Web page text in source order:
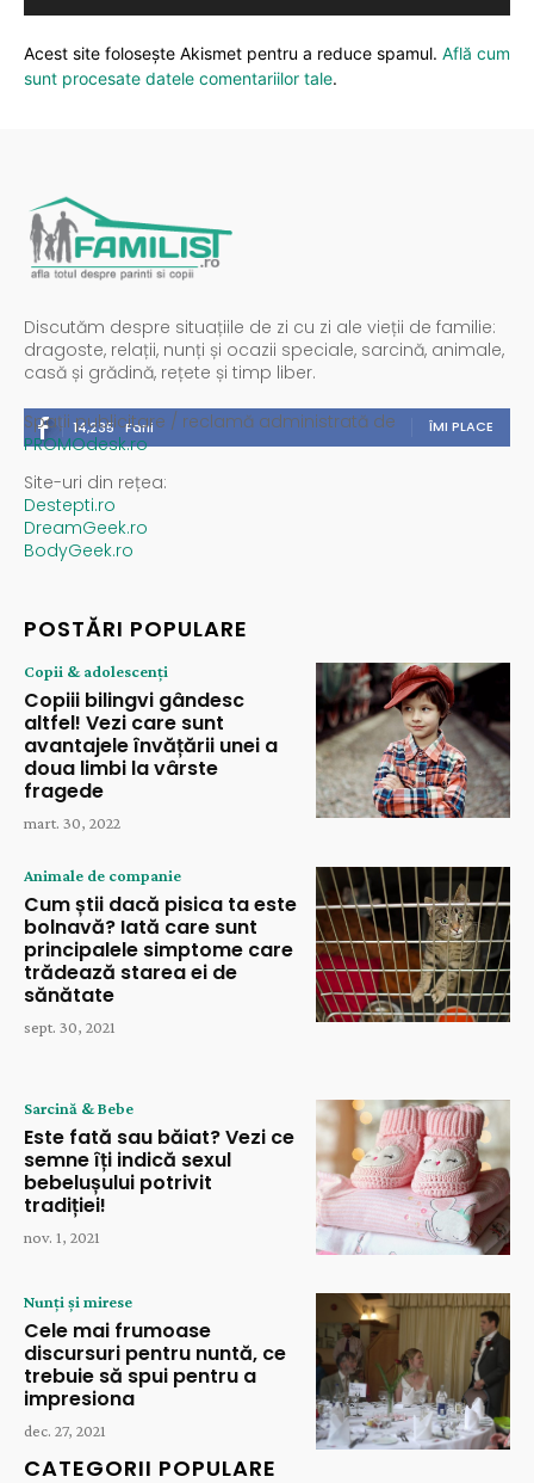
Acest site folosește Akismet pentru a reduce spamul. Află cum
sunt procesate datele comentariilor tale.
Discutăm despre situațiile de zi cu zi ale vieții de familie:
dragoste, relații, nunți și ocazii speciale, sarcină, animale,
casă și grădină, rețete și timp liber.
14,235 Fani ÎMI PLACE
Spații publicitare / reclamă administrată de
PROMOdesk.ro
Site-uri din rețea:
Destepti.ro
DreamGeek.ro
BodyGeek.ro
POSTĂRI POPULARE
Copii & adolescenți
Copiii bilingvi gândesc
altfel! Vezi care sunt
avantajele învățării unei a
doua limbi la vârste
fragede
mart. 30, 2022
Animale de companie
Cum știi dacă pisica ta este
bolnavă? Iată care sunt
principalele simptome care
trădează starea ei de
sănătate
sept. 30, 2021
Sarcină & Bebe
Este fată sau băiat? Vezi ce
semne îți indică sexul
bebelușului potrivit
tradiției!
nov. 1, 2021
Nunți și mirese
Cele mai frumoase
discursuri pentru nuntă, ce
trebuie să spui pentru a
impresiona
dec. 27, 2021
CATEGORII POPULARE